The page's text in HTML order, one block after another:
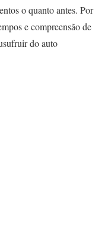
o quanto antes. Por
e compreensão de
do auto